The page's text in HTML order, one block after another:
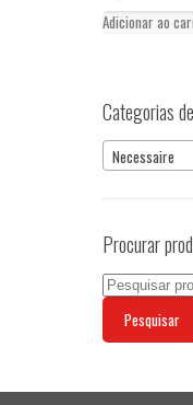
Adicionar ao
Categorias
Necessaire
Procurar
Pesquisar